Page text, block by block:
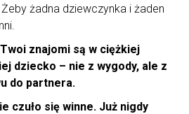
żadna dziewczynka i żaden
znajomi są w ciężkiej
dziecko – nie z wygody, ale z
do partnera.
czuło się winne. Już nigdy